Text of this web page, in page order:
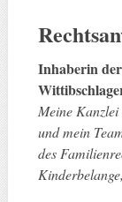
Inhaberin
Meine
und mein
des